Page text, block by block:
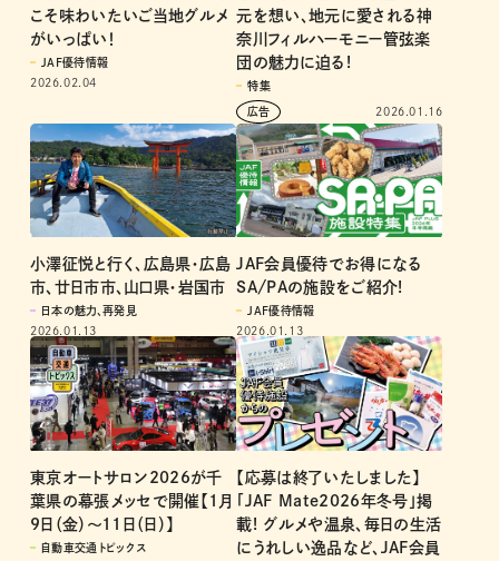
こそ味わいたいご当地グルメ
がいっぱい！
JAF優待情報
2026.02.04
元を想い、地元に愛される神
奈川フィルハーモニー管弦楽
団の魅力に迫る!
特集
2026.01.16
小澤征悦と行く、広島県・広島
市、廿日市市、山口県・岩国市
日本の魅力、再発見
2026.01.13
JAF会員優待でお得になる
SA/PAの施設をご紹介!
JAF優待情報
2026.01.13
東京オートサロン2026が千
葉県の幕張メッセで開催【1月
9日（金）〜11日（日）】
自動車交通トピックス
【応募は終了いたしました】
「JAF Mate2026年冬号」掲
載! グルメや温泉、毎日の生活
にうれしい逸品など、JAF会員